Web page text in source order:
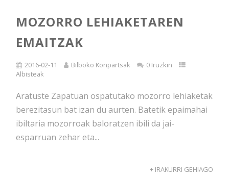
MOZORRO LEHIAKETAREN
EMAITZAK
2016-02-11 Bilboko Konpartsak
0 Iruzkin
Albisteak
Aratuste Zapatuan ospatutako mozorro lehiaketak
berezitasun bat izan du aurten. Batetik epaimahai
ibiltaria mozorroak baloratzen ibili da jai-
esparruan zehar eta...
+ IRAKURRI GEHIAGO